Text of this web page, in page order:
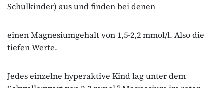
Schulkinder) aus und finden bei denen
einen Magnesiumgehalt von 1,5‐2,2 mmol/l. Also die
tiefen Werte.
Jedes einzelne hyperaktive Kind lag unter dem